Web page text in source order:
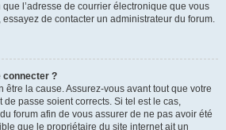
l’adresse de courrier électronique que vous
de contacter un administrateur du forum.
connecter ?
être la cause. Assurez-vous avant tout que votre
de passe soient corrects. Si tel est le cas,
forum afin de vous assurer de ne pas avoir été
que le propriétaire du site internet ait un